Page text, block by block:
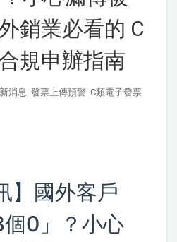
銷業必看的 C
規申辦指南
消息 發票上傳預警 C類電子發票
】國外客戶
0」？小心